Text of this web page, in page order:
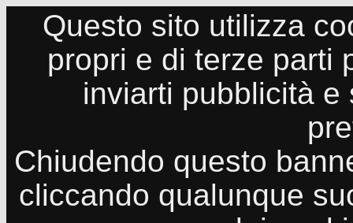
Questo sito utilizza
propri e di terze parti
inviarti pubblicità
Chiudendo questo
cliccando qualunque